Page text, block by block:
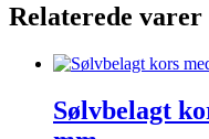
antal
Relaterede varer
Sølvbelagt